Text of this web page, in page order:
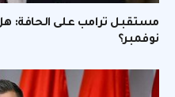
مستقبل ترامب على الحافة:
نوفمبر؟